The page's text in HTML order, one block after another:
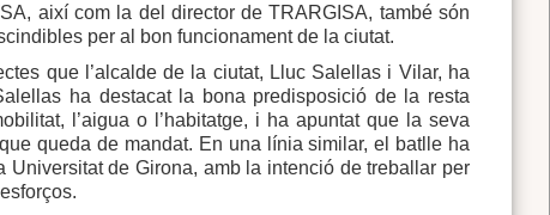
així com la del director de TRARGISA, també són
per al bon funcionament de la ciutat.
que l’alcalde de la ciutat, Lluc Salellas i Vilar, ha
ha destacat la bona predisposició de la resta
l’aigua o l’habitatge, i ha apuntat que la seva
queda de mandat. En una línia similar, el batlle ha
Universitat de Girona, amb la intenció de treballar per